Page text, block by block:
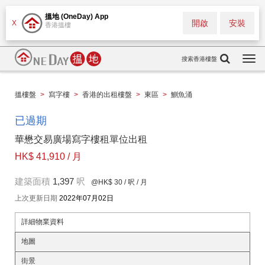
X
搵地 (OneDay) App
香港搵樓 安裝
開啟
搜索香港樓盤
搵樓盤 > 寫字樓 > 香港的出租樓盤 > 東區 > 鰂魚涌
已過期
華懋交易廣場寫字樓租單位出租
HK$ 41,910 / 月
建築面積 1,397 呎 @HK$ 30 / 呎 / 月
上次更新日期 2022年07月02日
詳細物業資料
地圖
街景